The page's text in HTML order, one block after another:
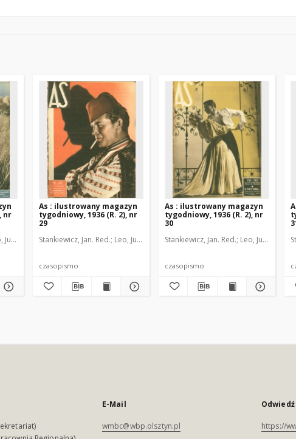
Marja. Kier. graficzny
nr
Juljusz. Kier. literacki Brzeski, Janusz Marja. Kier. graficzny
As : ilustrowany magazyn
tygodniowy, 1936 (R. 2), nr
29
Stankiewicz, Jan. Red. Leo, Juljusz. Kier. literacki Brzeski, Janusz Marja.
czasopismo
As : ilustrowany magazyn
tygodniowy, 1936 (R. 2), nr
30
Stankiewicz, Jan. Red. Leo, Juljusz.
czasopismo
E-Mail
wmbc@wbp.olsztyn.pl https://